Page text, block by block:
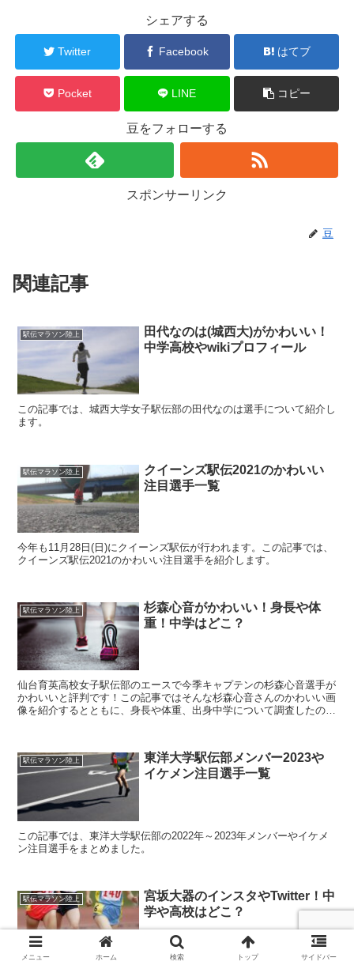
シェアする
Twitter Facebook はてブ
Pocket LINE コピー
豆をフォローする
スポンサーリンク
豆
関連記事
駅伝マラソン陸上
田代なのは(城西大)がかわいい！
中学高校やwikiプロフィール
この記事では、城西大学女子駅伝部の田代なのは選手について紹介し
ます。
駅伝マラソン陸上
クイーンズ駅伝2021のかわいい
注目選手一覧
今年も11月28日(日)にクイーンズ駅伝が行われます。この記事では、
クイーンズ駅伝2021のかわいい注目選手を紹介します。
駅伝マラソン陸上
杉森心音がかわいい！身長や体
重！中学はどこ？
仙台育英高校女子駅伝部のエースで今季キャプテンの杉森心音選手が
かわいいと評判です！この記事ではそんな杉森心音さんのかわいい画
像を紹介するとともに、身長や体重、出身中学について調査したので
駅伝マラソン陸上
東洋大学駅伝部メンバー2023や
イケメン注目選手一覧
この記事では、東洋大学駅伝部の2022年～2023年メンバーやイケメ
ン注目選手をまとめました。
駅伝マラソン陸上
宮坂大器のインスタやTwitter！中
学や高校はどこ？
メニュー ホーム 検索 トップ サイドバー